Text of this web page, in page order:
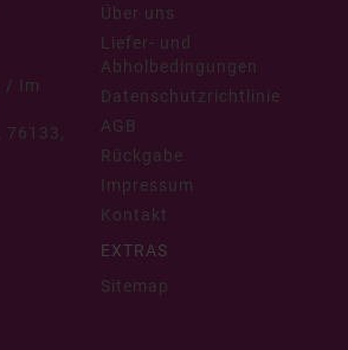
/ Im
Über uns
Liefer- und
Abholbedingungen
Datenschutzrichtlinie
AGB
Rückgabe
Impressum
Kontakt
EXTRAS
Sitemap